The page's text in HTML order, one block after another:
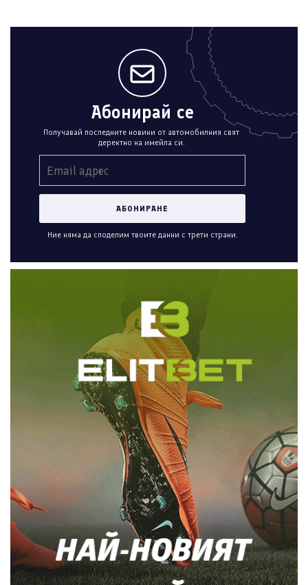
Абонирай се
Получавай последните новини от автомобилния свят
деректно на имейла си.
Ние няма да споделим твоите данни с трети страни.